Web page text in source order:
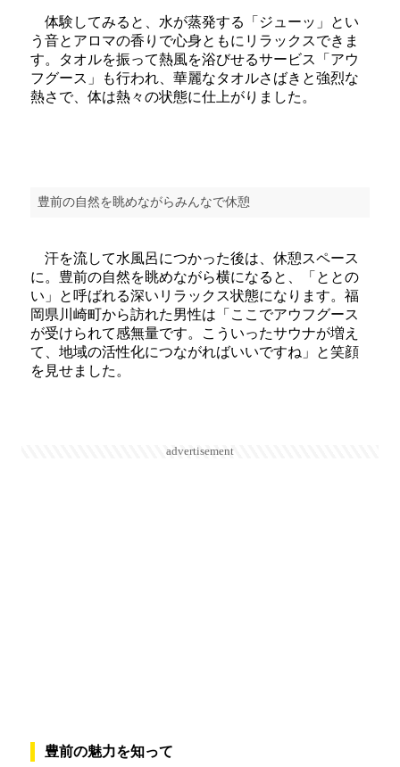
体験してみると、水が蒸発する「ジューッ」とい
う音とアロマの香りで心身ともにリラックスできま
す。タオルを振って熱風を浴びせるサービス「アウ
フグース」も行われ、華麗なタオルさばきと強烈な
熱さで、体は熱々の状態に仕上がりました。
豊前の自然を眺めながらみんなで休憩
汗を流して水風呂につかった後は、休憩スペース
に。豊前の自然を眺めながら横になると、「ととの
い」と呼ばれる深いリラックス状態になります。福
岡県川崎町から訪れた男性は「ここでアウフグース
が受けられて感無量です。こういったサウナが増え
て、地域の活性化につながればいいですね」と笑顔
を見せました。
advertisement
豊前の魅力を知って